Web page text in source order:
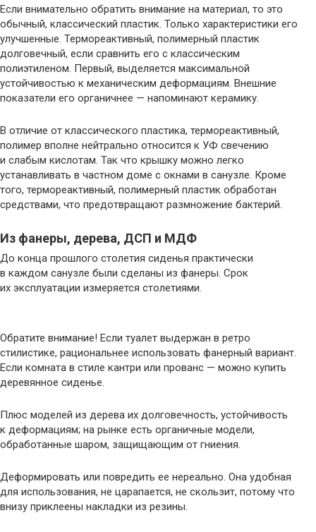
Если внимательно обратить внимание на материал, то это
обычный, классический пластик. Только характеристики его
улучшенные. Термореактивный, полимерный пластик
долговечный, если сравнить его с классическим
полиэтиленом. Первый, выделяется максимальной
устойчивостью к механическим деформациям. Внешние
показатели его органичнее — напоминают керамику.
В отличие от классического пластика, термореактивный,
полимер вполне нейтрально относится к УФ свечению
и слабым кислотам. Так что крышку можно легко
устанавливать в частном доме с окнами в санузле. Кроме
того, термореактивный, полимерный пластик обработан
средствами, что предотвращают размножение бактерий.
Из фанеры, дерева, ДСП и МДФ
До конца прошлого столетия сиденья практически
в каждом санузле были сделаны из фанеры. Срок
их эксплуатации измеряется столетиями.
Обратите внимание! Если туалет выдержан в ретро
стилистике, рациональнее использовать фанерный вариант.
Если комната в стиле кантри или прованс — можно купить
деревянное сиденье.
Плюс моделей из дерева их долговечность, устойчивость
к деформациям; на рынке есть органичные модели,
обработанные шаром, защищающим от гниения.
Деформировать или повредить ее нереально. Она удобная
для использования, не царапается, не скользит, потому что
внизу приклеены накладки из резины.